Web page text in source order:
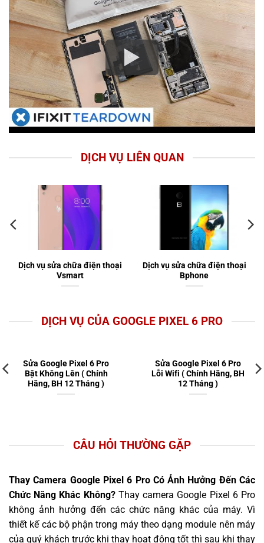
DỊCH VỤ LIÊN QUAN
Dịch vụ sửa chữa điện thoại
Vsmart
Dịch vụ sửa chữa điện thoại
Bphone
DỊCH VỤ CỦA GOOGLE PIXEL 6 PRO
Sửa Google Pixel 6 Pro
Bật Không Lên ( Chính
Hãng, BH 12 Tháng )
Sửa Google Pixel 6 Pro
Lỗi Wifi ( Chính Hãng, BH
12 Tháng )
CÂU HỎI THƯỜNG GẶP
Thay Camera Google Pixel 6 Pro Có Ảnh Hưởng Đến Các
Chức Năng Khác Không?Thay camera Google Pixel 6 Pro
không ảnh hưởng đến các chức năng khác của máy. Vì
thiết kế các bộ phận trong máy theo dạng module nên máy
của quý khách trước khi thay hoạt động tốt thì sau khi thay